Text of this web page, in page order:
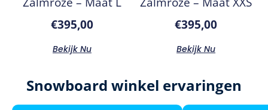
€395,00
Bekijk Nu
€395,00
Bekijk Nu
Snowboard winkel ervaringen